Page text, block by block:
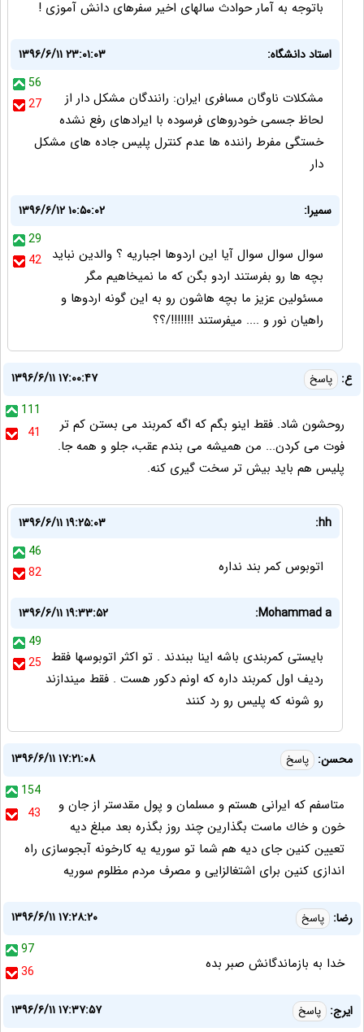
باتوجه به آمار حوادث سالهای اخیر سفرهای دانش آموزی !
استاد دانشگاه:
۱۳۹۶/۶/۱۱ ۲۳:۰۱:۰۳
56
27
مشکلات ناوگان مسافری ایران: رانندگان مشکل دار از
لحاظ جسمی خودروهای فرسوده با ایرادهای رفع نشده
خستگی مفرط راننده ها عدم کنترل پلیس جاده های مشکل
دار
سمیرا:
۱۳۹۶/۶/۱۲ ۱۰:۵۰:۰۲
29
42
سوال سوال سوال آیا این اردوها اجباریه ؟ والدین نباید
بچه ها رو بفرستند اردو بگن که ما نمیخاهیم مگر
مسئولین عزیز ما بچه هاشون رو به این گونه اردوها و
راهیان نور و .... میفرستند !!!!!!!/؟؟
ع: پاسخ
۱۳۹۶/۶/۱۱ ۱۷:۰۰:۴۷
111
41
روحشون شاد. فقط اینو بگم که اگه کمربند می بستن کم تر
فوت می کردن... من همیشه می بندم عقب، جلو و همه جا.
پلیس هم باید بیش تر سخت گیری کنه.
hh:
۱۳۹۶/۶/۱۱ ۱۹:۲۵:۰۳
46
82
اتوبوس کمر بند نداره
Mohammad a:
۱۳۹۶/۶/۱۱ ۱۹:۳۳:۵۲
49
25 بایستی کمربندی باشه اینا ببندند . تو اکثر اتوبوسها فقط
ردیف اول کمربند داره که اونم دکور هست . فقط میندازند
رو شونه که پلیس رو رد کنند
محسن: پاسخ
۱۳۹۶/۶/۱۱ ۱۷:۲۱:۰۸
154
43
متاسفم كه ايرانى هستم و مسلمان و پول مقدستر از جان و
خون و خاك ماست بگذارين چند روز بگذره بعد مبلغ ديه
تعيين كنين جاى ديه هم شما تو سوريه يه كارخونه آبجوسازى راه
اندازى كنين براى اشتغالزايى و مصرف مردم مظلوم سوريه
رضا: پاسخ
۱۳۹۶/۶/۱۱ ۱۷:۲۸:۲۰
97
36
خدا به بازماندگانش صبر بده
ایرج: پاسخ
۱۳۹۶/۶/۱۱ ۱۷:۳۷:۵۷